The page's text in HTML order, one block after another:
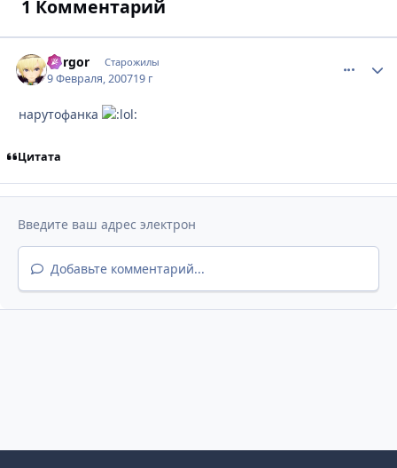
1 Комментарий
dorgor Старожилы
9 Февраля, 200719 г
нарутофанка
Цитата
Добавьте комментарий...